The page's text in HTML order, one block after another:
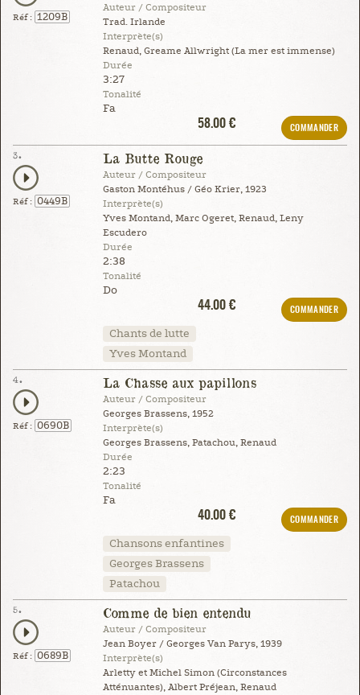
Réf : 1209B
Auteur / Compositeur
Trad. Irlande
Interprète(s)
Renaud, Greame Allwright (La mer est immense)
Durée
3:27
Tonalité
Fa
58.00 €
COMMANDER
3.
Réf : 0449B
La Butte Rouge
Auteur / Compositeur
Gaston Montéhus / Géo Krier, 1923
Interprète(s)
Yves Montand, Marc Ogeret, Renaud, Leny
Escudero
Durée
2:38
Tonalité
Do
44.00 €
COMMANDER
Chants de lutte
Yves Montand
4.
Réf : 0690B
La Chasse aux papillons
Auteur / Compositeur
Georges Brassens, 1952
Interprète(s)
Georges Brassens, Patachou, Renaud
Durée
2:23
Tonalité
Fa
40.00 €
COMMANDER
Chansons enfantines
Georges Brassens
Patachou
5.
Réf : 0689B
Comme de bien entendu
Auteur / Compositeur
Jean Boyer / Georges Van Parys, 1939
Interprète(s)
Arletty et Michel Simon (Circonstances
Atténuantes), Albert Préjean, Renaud